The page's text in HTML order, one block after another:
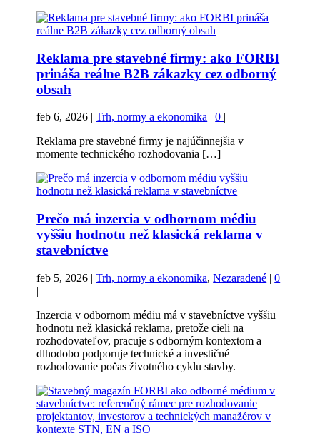
Reklama pre stavebné firmy: ako FORBI
prináša reálne B2B zákazky cez odborný
obsah
feb 6, 2026 |Trh, normy a ekonomika |0 |
Reklama pre stavebné firmy je najúčinnejšia v
momente technického rozhodovania […]
Prečo má inzercia v odbornom médiu
vyššiu hodnotu než klasická reklama v
stavebníctve
feb 5, 2026 |Trh, normy a ekonomika,Nezaradené |0
|
Inzercia v odbornom médiu má v stavebníctve vyššiu
hodnotu než klasická reklama, pretože cieli na
rozhodovateľov, pracuje s odborným kontextom a
dlhodobo podporuje technické a investičné
rozhodovanie počas životného cyklu stavby.